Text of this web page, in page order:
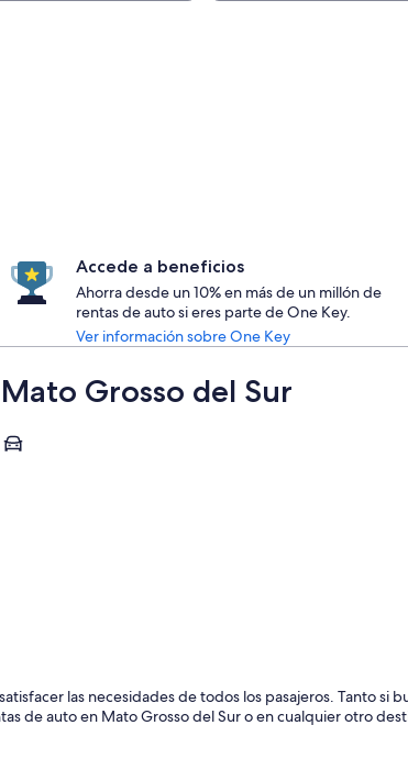
Accede a beneficios
Ahorra desde un 10% en más de un millón de
rentas de auto si eres parte de One Key.
Ver información sobre One Key
Grosso del Sur
Dourados
las necesidades de todos los pasajeros. Tanto si
de auto en Mato Grosso del Sur o en cualquier otro